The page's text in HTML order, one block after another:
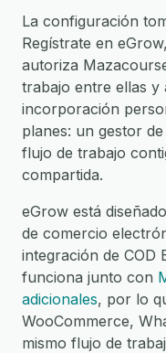
La configuración
Regístrate en
autoriza
trabajo entre ellas y
incorporación
planes: un gestor
flujo de trabajo
compartida.
eGrow está
de comercio
integración de COD
funciona junto con
adicionales, por lo
WooCommerce,
mismo flujo de